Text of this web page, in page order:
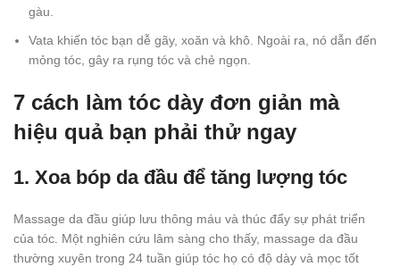
gàu.
Vata khiến tóc bạn dễ gãy, xoăn và khô. Ngoài ra, nó dẫn đến
mỏng tóc, gây ra rụng tóc và chẻ ngọn.
7 cách làm tóc dày đơn giản mà
hiệu quả bạn phải thử ngay
1. Xoa bóp da đầu để tăng lượng tóc
Massage da đầu giúp lưu thông máu và thúc đẩy sự phát triển
của tóc. Một nghiên cứu lâm sàng cho thấy, massage da đầu
thường xuyên trong 24 tuần giúp tóc họ có độ dày và mọc tốt